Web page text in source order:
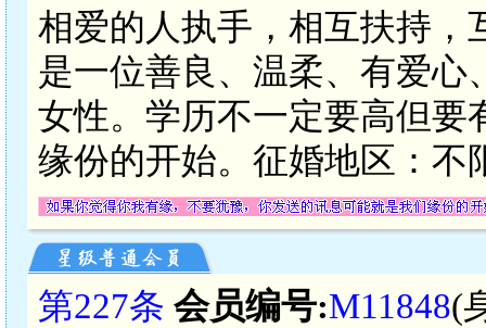
相爱的人执手，相互扶持，
是一位善良、温柔、有爱心
女性。学历不一定要高但要
缘份的开始。征婚地区：不
第227条 会员编号:M11848(